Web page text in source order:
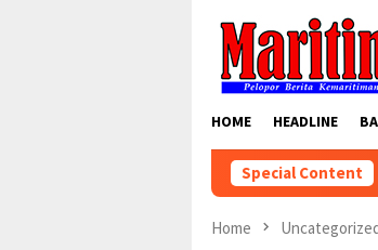
content
HOME HEADLINE
Special Content
Home